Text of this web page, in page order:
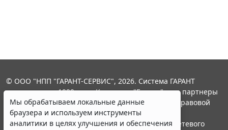
Мы обрабатываем локальные данные
браузера и используем инструменты
аналитики в целях улучшения и обеспечения
© ООО "НПП "ГАРАНТ-СЕРВИС", 2026. Система ГАРАНТ
выпускается с 1990 года. Компания "Гарант" и ее партнеры
являются участниками Российской ассоциации правовой
информации ГАРАНТ.
Портал ГАРАНТ.РУ зарегистрирован в качестве сетевого